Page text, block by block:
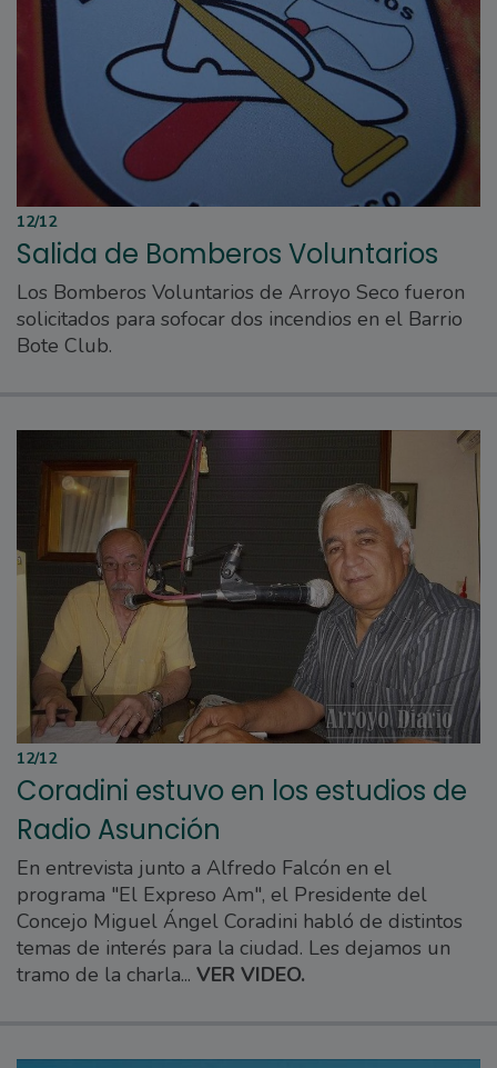
12/12
Salida de Bomberos Voluntarios
Los Bomberos Voluntarios de Arroyo Seco fueron
solicitados para sofocar dos incendios en el Barrio
Bote Club.
12/12
Coradini estuvo en los estudios de
Radio Asunción
En entrevista junto a Alfredo Falcón en el
programa "El Expreso Am", el Presidente del
Concejo Miguel Ángel Coradini habló de distintos
temas de interés para la ciudad. Les dejamos un
tramo de la charla... VER VIDEO.